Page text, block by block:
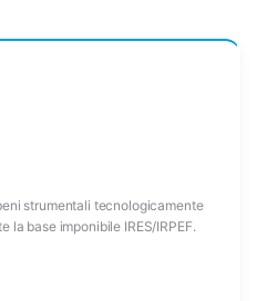
strumentali tecnologicamente
la base imponibile IRES/IRPEF.